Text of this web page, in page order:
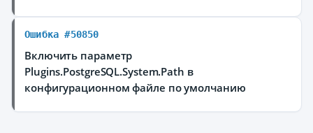
Ошибка #50850
Включить параметр
Plugins.PostgreSQL.System.Path в
конфигурационном файле по умолчанию